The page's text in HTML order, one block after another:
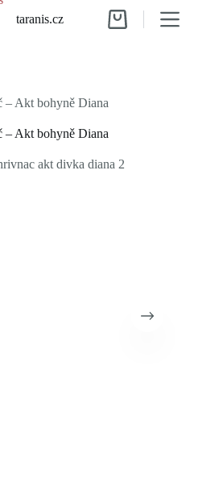
taranis.cz
Shopping
– Akt bohyně Diana
– Akt bohyně Diana